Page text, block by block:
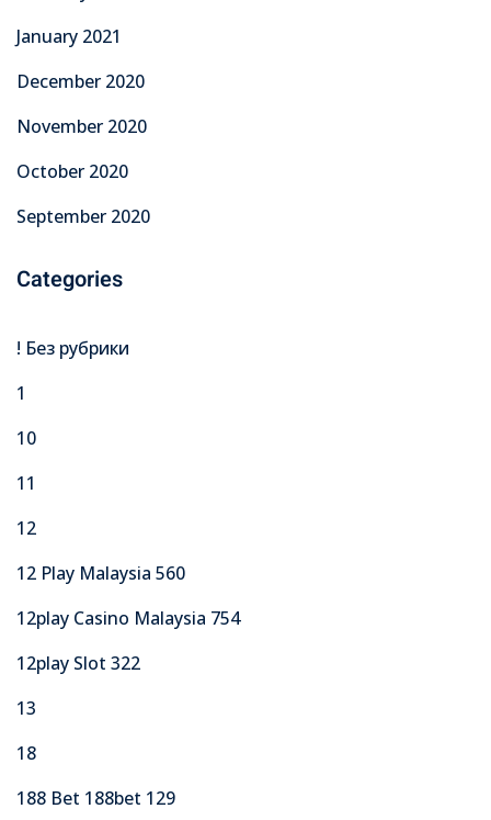
January 2021
December 2020
November 2020
October 2020
September 2020
Categories
! Без рубрики
1
10
11
12
12 Play Malaysia 560
12play Casino Malaysia 754
12play Slot 322
13
18
188 Bet 188bet 129